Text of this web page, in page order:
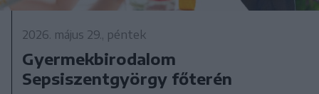
2026. május 29., péntek
Gyermekbirodalom
Sepsiszentgyörgy főterén